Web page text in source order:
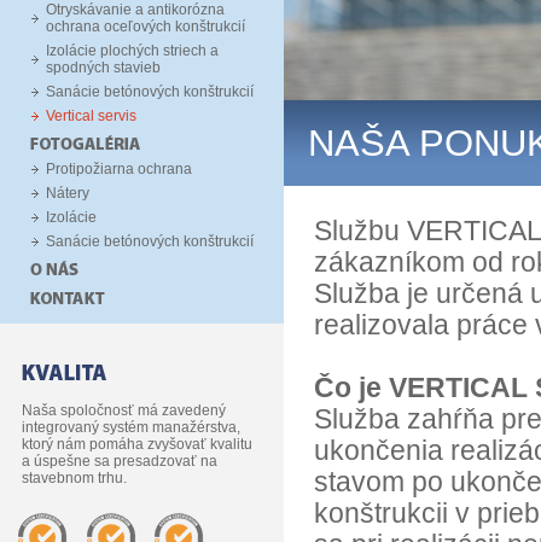
Otryskávanie a antikorózna
ochrana oceľových konštrukcií
Izolácie plochých striech a
spodných stavieb
Sanácie betónových konštrukcií
Vertical servis
Protipožiarna ochrana
Nátery
Izolácie
Sanácie betónových konštrukcií
Naša spoločnosť má zavedený
integrovaný systém manažérstva,
ktorý nám pomáha zvyšovať kvalitu
a úspešne sa presadzovať na
stavebnom trhu.
NAŠA
Službu
zákazníkom od
Služba je určená
realizovala práce
Čo je VERTICAL
Služba zahŕňa
ukončenia
stavom po
konštrukcii v